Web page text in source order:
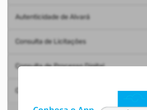
Autenticidade de Alvará
Consulta de Licitações
Consulta de Processo Digital